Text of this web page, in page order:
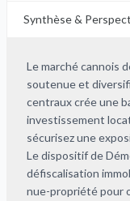
Synthèse &
Le marché cannois
soutenue et
centraux crée une
investissement
sécurisez une
Le dispositif de
défiscalisation
nue-propriété pour